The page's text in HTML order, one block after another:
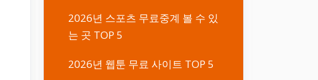
2026년 스포츠 무료중계 볼 수 있
는 곳 TOP 5
2026년 웹툰 무료 사이트 TOP 5